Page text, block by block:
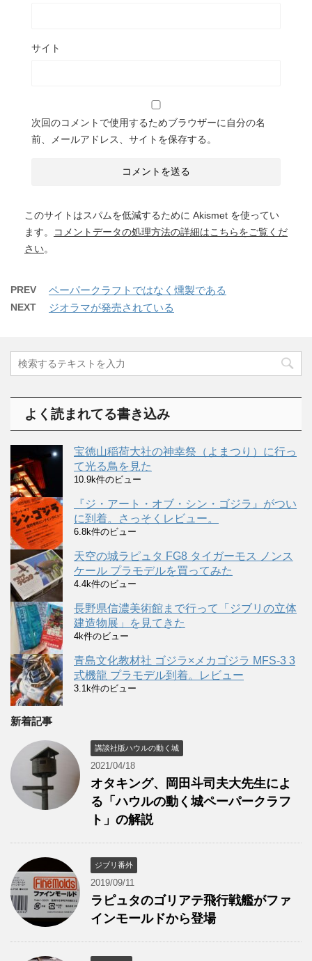
サイト
次回のコメントで使用するためブラウザーに自分の名
前、メールアドレス、サイトを保存する。
このサイトはスパムを低減するために Akismet を使ってい
ます。
コメントデータの処理方法の詳細はこちらをご覧くだ
さい。
PREV ペーパークラフトではなく燻製である
NEXT ジオラマが発売されている
よく読まれてる書き込み
宝徳山稲荷大社の神幸祭（よまつり）に行っ
て光る鳥を見た
10.9k件のビュー
『ジ・アート・オブ・シン・ゴジラ』がつい
に到着。さっそくレビュー。
6.8k件のビュー
天空の城ラピュタ FG8 タイガーモス ノンス
ケール プラモデルを買ってみた
4.4k件のビュー
長野県信濃美術館まで行って「ジブリの立体
建造物展」を見てきた
4k件のビュー
青島文化教材社 ゴジラ×メカゴジラ MFS-3 3
式機龍 プラモデル到着。レビュー
3.1k件のビュー
新着記事
講談社版ハウルの動く城
2021/04/18
オタキング、岡田斗司夫大先生によ
る「ハウルの動く城ペーパークラフ
ト」の解説
ジブリ番外
2019/09/11
ラピュタのゴリアテ飛行戦艦がファ
インモールドから登場